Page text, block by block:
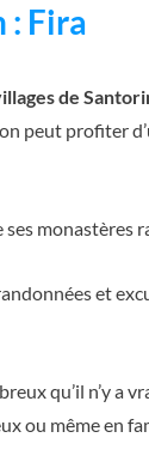
: Fira
de
peut profiter
monastères
et
qu’il n’y a
ou même en